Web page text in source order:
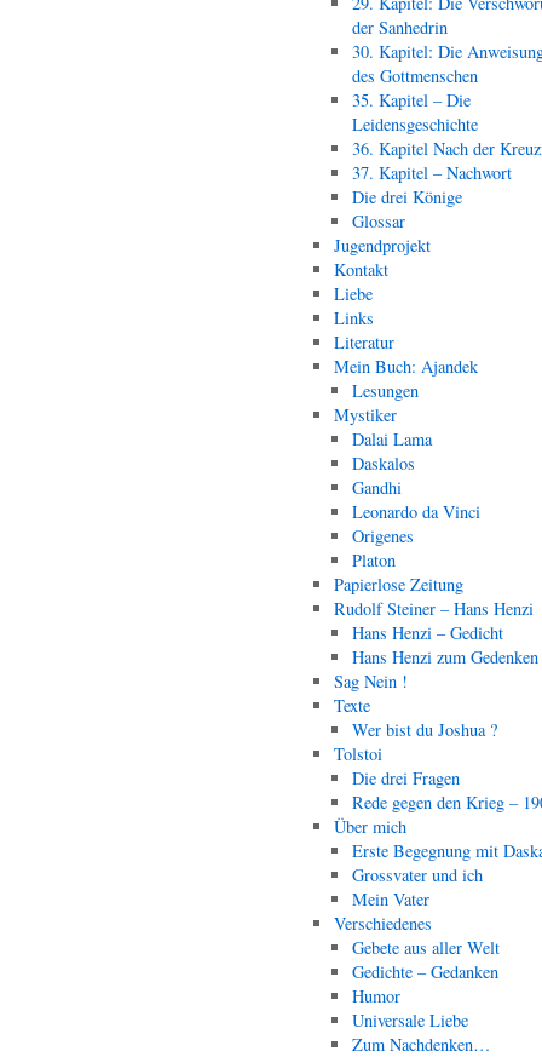
der Sanhedrin
30. Kapitel: Die
des Gottmenschen
35. Kapitel – Die
Leidensgeschichte
36. Kapitel Nach der
37. Kapitel – Nachwort
Die drei Könige
Glossar
Jugendprojekt
Kontakt
Liebe
Links
Literatur
Mein Buch: Ajandek
Lesungen
Mystiker
Dalai Lama
Daskalos
Gandhi
Leonardo da Vinci
Origenes
Platon
Papierlose Zeitung
Rudolf Steiner – Hans Henzi
Hans Henzi – Gedicht
Hans Henzi zum Gedenken
Sag Nein !
Texte
Wer bist du Joshua ?
Tolstoi
Die drei Fragen
Rede gegen den Krieg –
Über mich
Erste Begegnung mit
Grossvater und ich
Mein Vater
Verschiedenes
Gebete aus aller Welt
Gedichte – Gedanken
Humor
Universale Liebe
Zum Nachdenken…